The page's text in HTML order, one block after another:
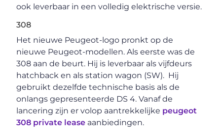
ook leverbaar in een volledig elektrische versie.
308
Het nieuwe Peugeot-logo pronkt op de
nieuwe Peugeot-modellen. Als eerste was de
308 aan de beurt. Hij is leverbaar als vijfdeurs
hatchback en als station wagon (SW). Hij
gebruikt dezelfde technische basis als de
onlangs gepresenteerde DS 4. Vanaf de
lancering zijn er volop aantrekkelijke peugeot
308 private lease aanbiedingen.